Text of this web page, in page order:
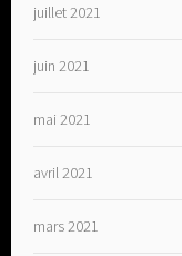
juillet 2021
juin 2021
mai 2021
avril 2021
mars 2021